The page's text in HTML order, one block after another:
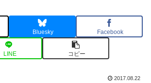
Bluesky Facebook
LINE コピー
2017.08.22